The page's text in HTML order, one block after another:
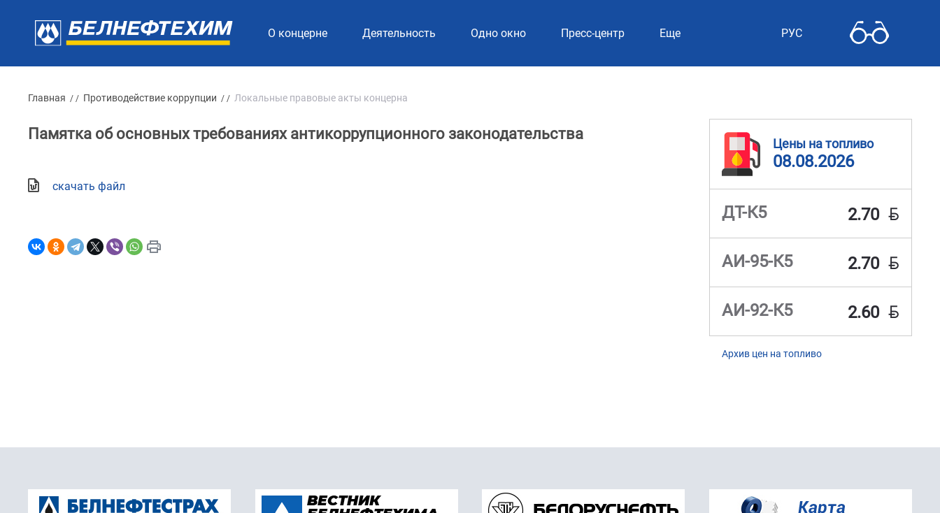
О концерне Деятельность Одно окно Пресс-центр Еще РУС
Главная / / Противодействие коррупции / / Локальные правовые акты концерна
Памятка об основных требованиях антикоррупционного законодательства
скачать файл
Цены на топливо
08.08.2026
ДТ-К5 2.70 BYN
АИ-95-К5 2.70 BYN
АИ-92-К5 2.60 BYN
Архив цен на топливо